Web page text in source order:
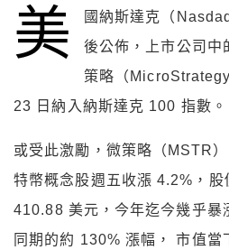
美
國納斯達克（
後公佈，上市公司中
策略（
23 日納入納斯達克 100 指數。
或受此激勵，微策略（MSTR
特幣概念股週五收漲 4.2%，
410.88 美元，今年迄今幾乎暴
同期的約 130% 漲幅， 市值當